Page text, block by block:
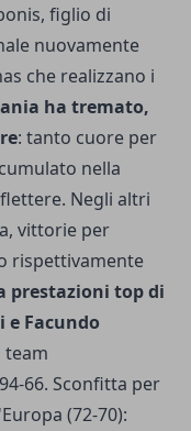
figlio di
nuovamente
che realizzano i
ha tremato,
: tanto cuore per
nella
Negli altri
vittorie per
rispettivamente
prestazioni top di
e Facundo
team
66. Sconfitta per
(72-70):